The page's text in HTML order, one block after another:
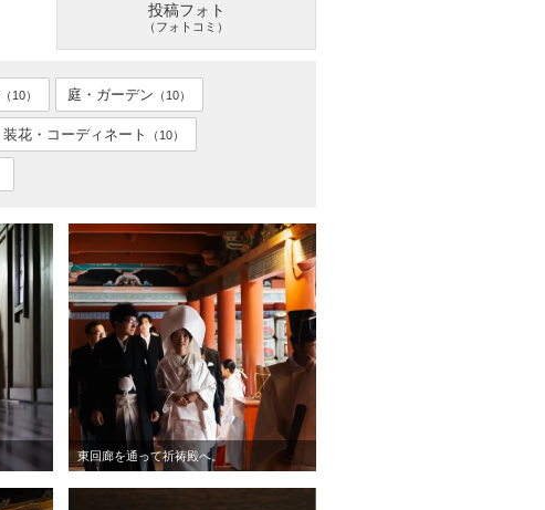
投稿フォト
（フォトコミ）
（10） 庭・ガーデン （10）
装花・コーディネート （10）
東回廊を通って祈祷殿へ。